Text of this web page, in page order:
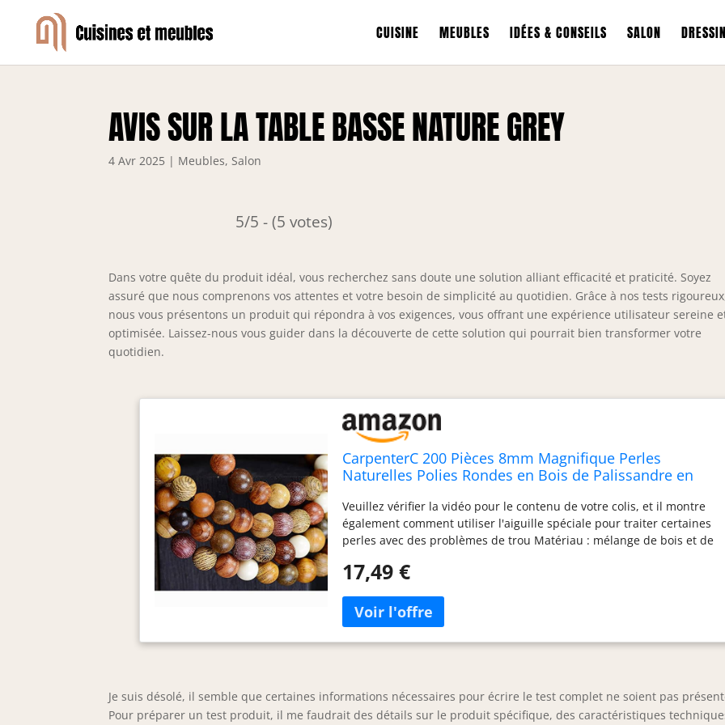
CUISINE MEUBLES IDÉES & CONSEILS SALON
AVIS SUR LA TABLE BASSE NATURE GREY
4 Avr 2025 | Meubles, Salon
5/5 - (5 votes)
Dans votre quête du produit idéal, vous recherchez sans doute une solution alliant efficacité et praticité. Soyez
assuré que nous comprenons vos attentes et votre besoin de simplicité au quotidien. Grâce à nos tests
nous vous présentons un produit qui répondra à vos exigences, vous offrant une expérience utilisateur sereine
optimisée. Laissez-nous vous guider dans la découverte de cette solution qui pourrait bien transformer votre
quotidien.
CarpenterC 200 Pièces 8mm Magnifique Perles
Naturelles Polies Rondes en Bois de Palissandre en
Main Artisanat
Veuillez vérifier la vidéo pour le contenu de votre colis, et il montre
également comment utiliser l'aiguille spéciale pour traiter certaines
perles avec des problèmes de trou Matériau : mélange de bois et de
ces perles mélangées de plus de 210 perles en bois différent avec
pour vous Taille des perles : diamètre de 8 mm Nombre de pièces :
plus de 210 perles au total Accessoires supplémentaires : plus de 10
perles en bois, cordons élastiques d'environ 2 mètres, une aiguille
à trois trous pour se connecter avec des breloques, et une boîte de
rangement en plastique amovible Parfum : ces perles ont toutes un
17,49 €
Je suis désolé, il semble que certaines informations nécessaires pour écrire le test complet ne soient pas
Pour préparer un test produit, il me faudrait des détails sur le produit spécifique, des caractéristiques